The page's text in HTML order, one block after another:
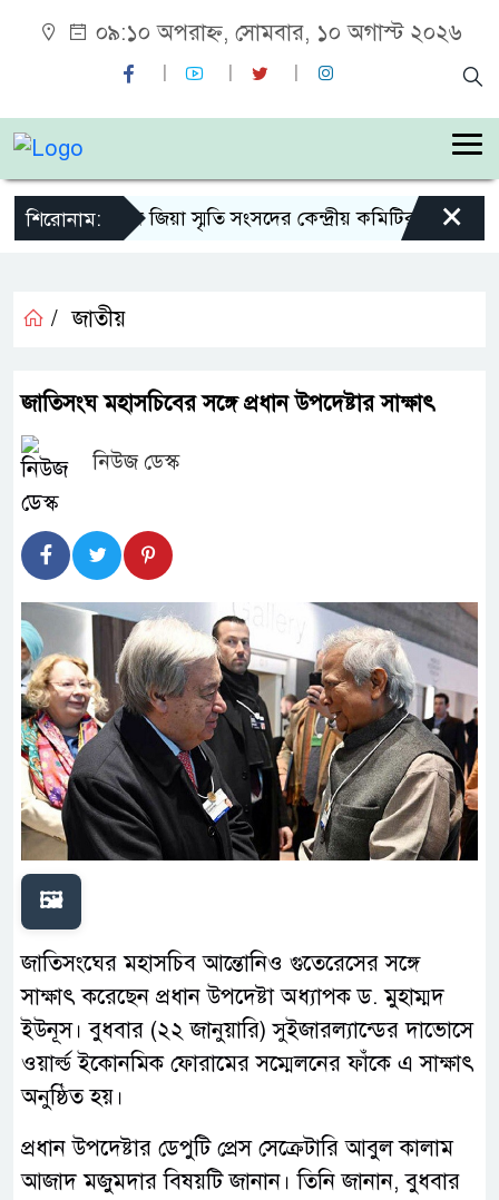
০৯:১০ অপরাহ্ন, সোমবার, ১০ অগাস্ট ২০২৬
শিরোনাম:শহীদ জিয়া স্মৃতি সংসদের কেন্দ্রীয় কমিটির সহ-×
/ জাতীয়
জাতিসংঘ মহাসচিবের সঙ্গে প্রধান উপদেষ্টার সাক্ষাৎ
নিউজ ডেস্ক
🖼️
জাতিসংঘের মহাসচিব আন্তোনিও গুতেরেসের সঙ্গে
সাক্ষাৎ করেছেন প্রধান উপদেষ্টা অধ্যাপক ড. মুহাম্মদ
ইউনূস। বুধবার (২২ জানুয়ারি) সুইজারল্যান্ডের দাভোসে
ওয়ার্ল্ড ইকোনমিক ফোরামের সম্মেলনের ফাঁকে এ সাক্ষাৎ
অনুষ্ঠিত হয়।
প্রধান উপদেষ্টার ডেপুটি প্রেস সেক্রেটারি আবুল কালাম
আজাদ মজুমদার বিষয়টি জানান। তিনি জানান, বুধবার